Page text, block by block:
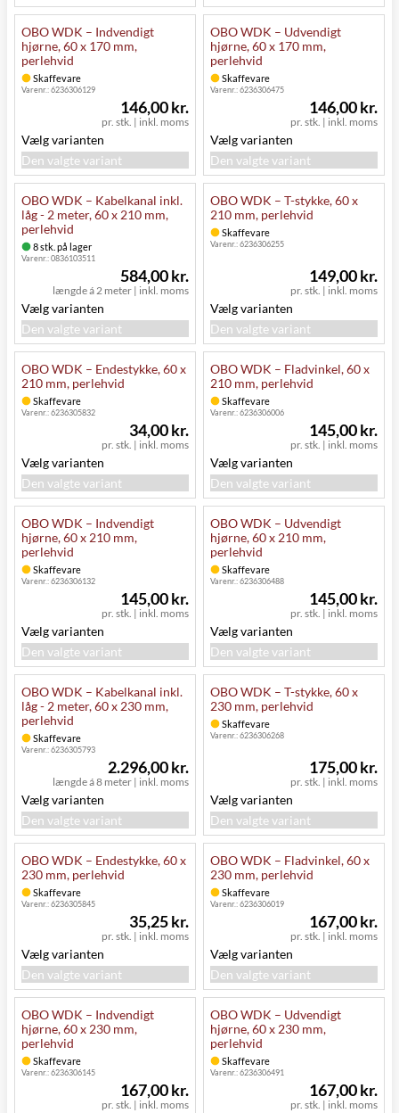
OBO WDK – Indvendigt
hjørne, 60 x 170 mm,
perlehvid
Skaffevare
Varenr.:6236306129
pr. stk. | inkl. moms
146,00 kr.
Vælg varianten
Den valgte variant
OBO WDK – Udvendigt
hjørne, 60 x 170 mm,
perlehvid
Skaffevare
Varenr.:6236306475
pr. stk. | inkl. moms
146,00 kr.
Vælg varianten
Den valgte variant
OBO WDK – Kabelkanal inkl.
låg - 2 meter, 60 x 210 mm,
perlehvid
8 stk. på lager
Varenr.:0836103511
længde á 2 meter | inkl. moms
584,00 kr.
Vælg varianten
Den valgte variant
OBO WDK – T-stykke, 60 x
210 mm, perlehvid
Skaffevare
Varenr.:6236306255
pr. stk. | inkl. moms
149,00 kr.
Vælg varianten
Den valgte variant
OBO WDK – Endestykke, 60 x
210 mm, perlehvid
Skaffevare
Varenr.:6236305832
pr. stk. | inkl. moms
34,00 kr.
Vælg varianten
Den valgte variant
OBO WDK – Fladvinkel, 60 x
210 mm, perlehvid
Skaffevare
Varenr.:6236306006
pr. stk. | inkl. moms
145,00 kr.
Vælg varianten
Den valgte variant
OBO WDK – Indvendigt
hjørne, 60 x 210 mm,
perlehvid
Skaffevare
Varenr.:6236306132
pr. stk. | inkl. moms
145,00 kr.
Vælg varianten
Den valgte variant
OBO WDK – Udvendigt
hjørne, 60 x 210 mm,
perlehvid
Skaffevare
Varenr.:6236306488
pr. stk. | inkl. moms
145,00 kr.
Vælg varianten
Den valgte variant
OBO WDK – Kabelkanal inkl.
låg - 2 meter, 60 x 230 mm,
perlehvid
Skaffevare
Varenr.:6236305793
længde á 8 meter | inkl. moms
2.296,00 kr.
Vælg varianten
Den valgte variant
OBO WDK – T-stykke, 60 x
230 mm, perlehvid
Skaffevare
Varenr.:6236306268
pr. stk. | inkl. moms
175,00 kr.
Vælg varianten
Den valgte variant
OBO WDK – Endestykke, 60 x
230 mm, perlehvid
Skaffevare
Varenr.:6236305845
pr. stk. | inkl. moms
35,25 kr.
Vælg varianten
Den valgte variant
OBO WDK – Fladvinkel, 60 x
230 mm, perlehvid
Skaffevare
Varenr.:6236306019
pr. stk. | inkl. moms
167,00 kr.
Vælg varianten
Den valgte variant
OBO WDK – Indvendigt
hjørne, 60 x 230 mm,
perlehvid
Skaffevare
Varenr.:6236306145
pr. stk. | inkl. moms
167,00 kr.
OBO WDK – Udvendigt
hjørne, 60 x 230 mm,
perlehvid
Skaffevare
Varenr.:6236306491
pr. stk. | inkl. moms
167,00 kr.